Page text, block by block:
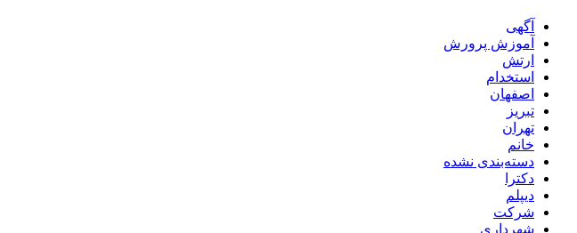
آگهی
آموزش پرورش
ارتش
استخدام
اصفهان
تبریز
تهران
خانم
دسته‌بندی نشده
دکترا
دیپلم
شرکت
شهرداری